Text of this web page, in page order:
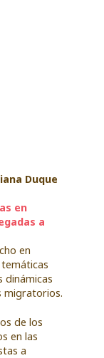
Duque
en
a
en
dinámicas
migratorios.
de los
en las
a